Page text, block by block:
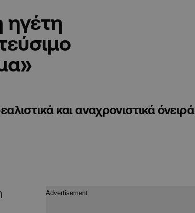
ηγέτη
και αναχρονιστικά όνειρά